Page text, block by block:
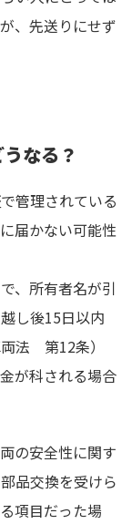
、先送りにせず
なる？
管理されている
届かない可能性
、所有者名が引
し後15日以内
法 第12条）
が科される場合
の安全性に関す
品交換を受けら
項目だった場